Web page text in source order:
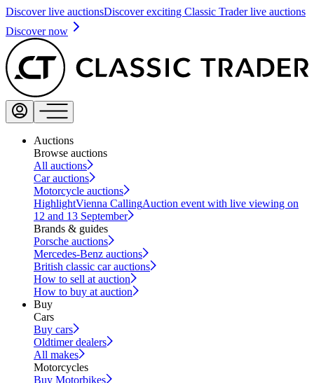
Discover live auctionsDiscover exciting Classic Trader live auctions
Discover now
Auctions
Browse auctions
All auctions
Car auctions
Motorcycle auctions
HighlightVienna CallingAuction event with live viewing on
12 and 13 September
Brands & guides
Porsche auctions
Mercedes-Benz auctions
British classic car auctions
How to sell at auction
How to buy at auction
Buy
Cars
Buy cars
Oldtimer dealers
All makes
Motorcycles
Buy Motorbikes